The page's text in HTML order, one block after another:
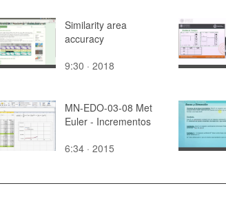
Similarity area
accuracy
9:30 · 2018
MN-EDO-03-08 Met
Euler - Incrementos
6:34 · 2015